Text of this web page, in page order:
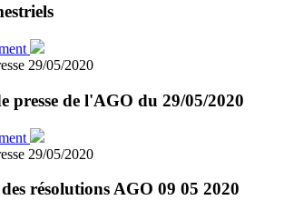
29/05/2020
presse de l'AGO du 29/05/2020
29/05/2020
résolutions AGO 09 05 2020